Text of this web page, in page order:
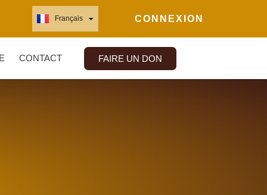
Français
English CONNEXION
CONTACT FAIRE UN DON